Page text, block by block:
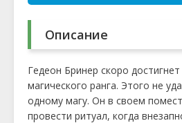
Описание
Гедеон Бринер скоро
магического ранга. Этого не
одному магу. Он в своем
провести ритуал, когда